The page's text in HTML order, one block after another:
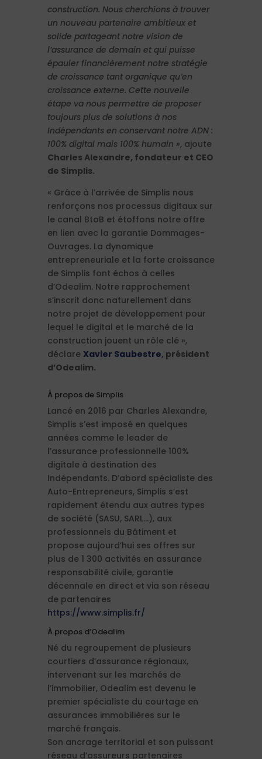
construction. Nous cherchions à trouver
un nouveau partenaire ambitieux et
solide partageant notre vision de
l’assurance de demain et qui puisse
épauler financièrement notre stratégie
de croissance tant organique qu’en
croissance externe. Cette nouvelle
étape va nous permettre de proposer
toujours plus de solutions à nos
Indépendants en conservant notre ADN :
100% digital mais 100% humain », ajoute
Charles Alexandre, fondateur et CEO
de Simplis.
« Grâce à l’arrivée de Simplis nous
renforçons nos processus digitaux sur
le canal BtoB et étoffons notre offre
en lien avec la garantie Dommages-
Ouvrages. La dynamique
entrepreneuriale et la forte croissance
de Simplis font échos à celles
d’Odealim. Notre rapprochement
s’inscrit donc naturellement dans
notre projet de développement pour
lequel le digital et le marché de la
construction jouent un rôle clé »,
déclare Xavier Saubestre, président
d’Odealim.
À propos de Simplis
Lancé en 2016 par Charles Alexandre,
Simplis s’est imposé en quelques
années comme le leader de
l’assurance professionnelle 100%
digitale à destination des
Indépendants. D’abord spécialiste des
Auto-Entrepreneurs, Simplis s’est
rapidement étendu aux autres types
de société (SASU, SARL…), aux
professionnels du Bâtiment et
propose aujourd’hui ses offres sur
plus de 1 300 activités en assurance
responsabilité civile, garantie
décennale en direct et via son réseau
de partenaires
https://www.simplis.fr/
À propos d’Odealim
Né du regroupement de plusieurs
courtiers d’assurance régionaux,
intervenant sur les marchés de
l’immobilier, Odealim est devenu le
premier spécialiste du courtage en
assurances immobilières sur le
marché français.
Son ancrage territorial et son puissant
réseau d’assureurs partenaires